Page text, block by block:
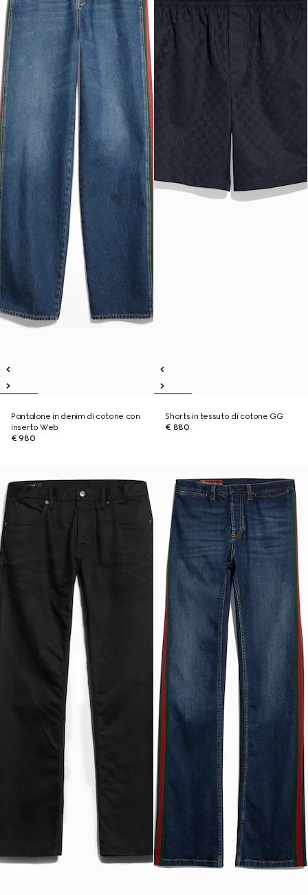
Pantalone in denim di cotone con
inserto Web
€ 980
Shorts in tessuto di cotone GG
€ 880